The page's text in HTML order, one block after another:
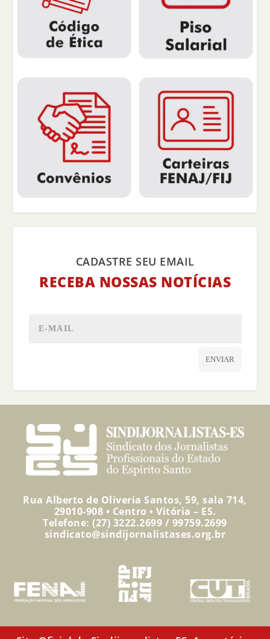
CADASTRE SEU EMAIL
RECEBA NOSSAS NOTÍCIAS
ENVIAR
Rua Alberto de Oliveria Santos, 59, sala 714,
29010-908 • Centro • Vitória – ES.
Telefone: (27) 3222.2699 / 99759.2699
sindicato@sindijornalistases.org.br